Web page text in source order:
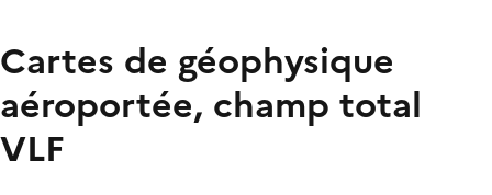
Cartes de géophysique
aéroportée, champ total
VLF